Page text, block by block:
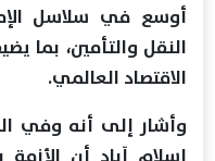
أوسع في سلاسل
النقل والتأمين، بما
الاقتصاد العالمي.
وأشار إلى أنه وفي
إسلام آباد أن